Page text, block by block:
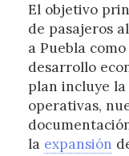
El objetivo
de pasajeros
a Puebla
desarrollo
plan incluye
operativas,
la expansión